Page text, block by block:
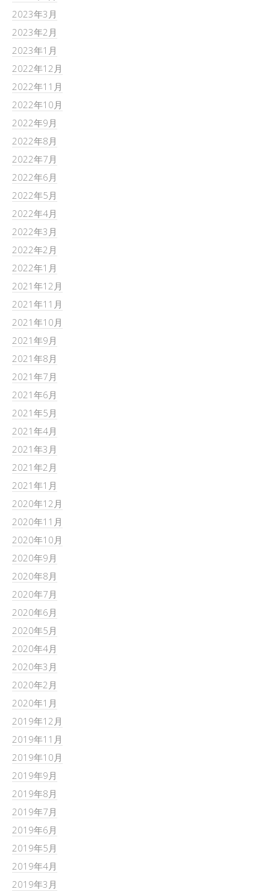
2023年3月
2023年2月
2023年1月
2022年12月
2022年11月
2022年10月
2022年9月
2022年8月
2022年7月
2022年6月
2022年5月
2022年4月
2022年3月
2022年2月
2022年1月
2021年12月
2021年11月
2021年10月
2021年9月
2021年8月
2021年7月
2021年6月
2021年5月
2021年4月
2021年3月
2021年2月
2021年1月
2020年12月
2020年11月
2020年10月
2020年9月
2020年8月
2020年7月
2020年6月
2020年5月
2020年4月
2020年3月
2020年2月
2020年1月
2019年12月
2019年11月
2019年10月
2019年9月
2019年8月
2019年7月
2019年6月
2019年5月
2019年4月
2019年3月